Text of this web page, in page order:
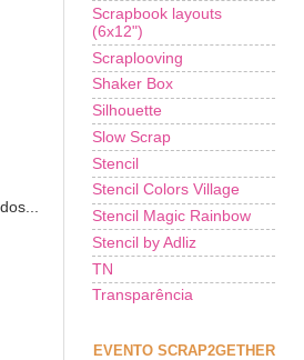
Scrapbook layouts
(6x12")
Scraplooving
Shaker Box
Silhouette
Slow Scrap
Stencil
Stencil Colors Village
Stencil Magic Rainbow
Stencil by Adliz
TN
Transparência
EVENTO SCRAP2GETHER